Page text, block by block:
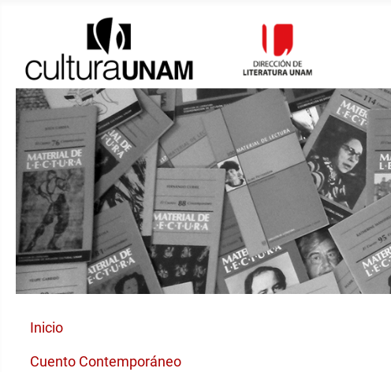
Inicio
Cuento Contemporáneo